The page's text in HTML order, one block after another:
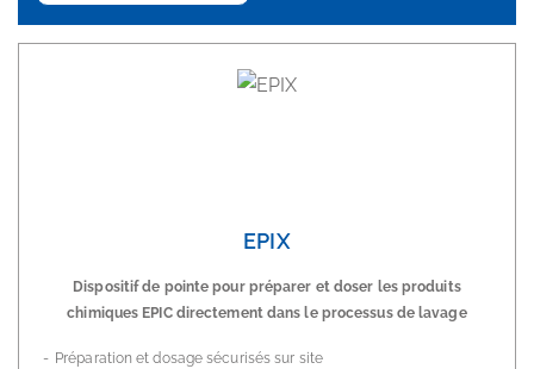
EPIX
Dispositif de pointe pour préparer et doser les produits
chimiques EPIC directement dans le processus de lavage
Préparation et dosage sécurisés sur site